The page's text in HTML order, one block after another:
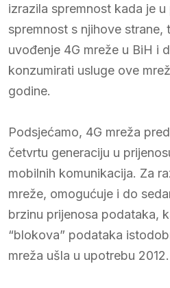
izrazila spremnost kada je
spremnost s njihove strane,
uvođenje 4G mreže u BiH i
konzumirati usluge ove
godine.
Podsjećamo, 4G mreža
četvrtu generaciju u
mobilnih komunikacija. Za
mreže, omogućuje i do
brzinu prijenosa podataka,
“blokova” podataka
mreža ušla u upotrebu